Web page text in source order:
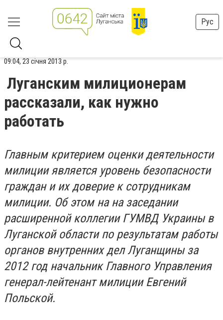
Рус
09:04, 23 січня 2013 р.
Луганским милиционерам
рассказали, как нужно
работать
Главным критерием оценки деятельности
милиции является уровень безопасности
граждан и их доверие к сотрудникам
милиции. Об этом на на заседании
расширенной коллегии ГУМВД Украины в
Луганской области по результатам работы
органов внутренних дел Луганщины за
2012 год начальник Главного Управления
генерал-лейтенант милиции Евгений
Польской.